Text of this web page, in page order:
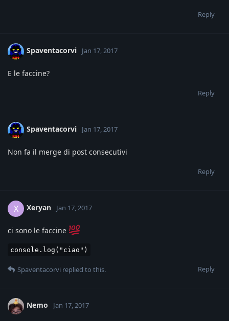
Reply
Spaventacorvi Jan 17, 2017
E le faccine?
Reply
Spaventacorvi Jan 17, 2017
Non fa il merge di post consecutivi
Reply
X Xeryan Jan 17, 2017
ci sono le faccine
console.log("ciao")
Reply
Spaventacorvi replied to this.
Nemo Jan 17, 2017